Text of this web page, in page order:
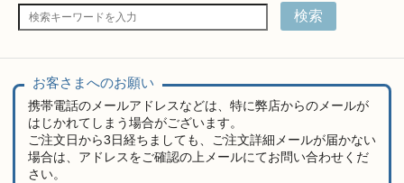
検索
お客さまへのお願い
携帯電話のメールアドレスなどは、特に弊店からのメールが
はじかれてしまう場合がございます。
ご注文日から3日経ちましても、ご注文詳細メールが届かない
場合は、アドレスをご確認の上メールにてお問い合わせくだ
さい。